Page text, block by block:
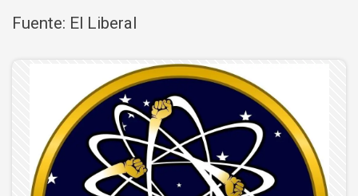
Fuente: El Liberal